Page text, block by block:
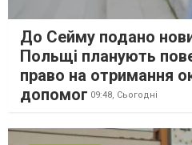
До Сейму подано
Польщі планують
право на отримання
допомог 09:48, Сьогодні